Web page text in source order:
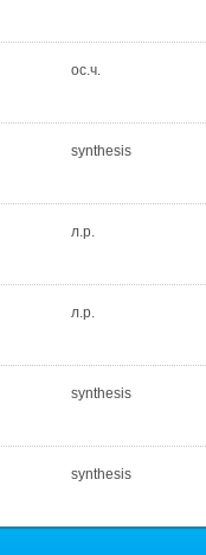
ос.ч.
synthesis
л.р.
л.р.
synthesis
synthesis